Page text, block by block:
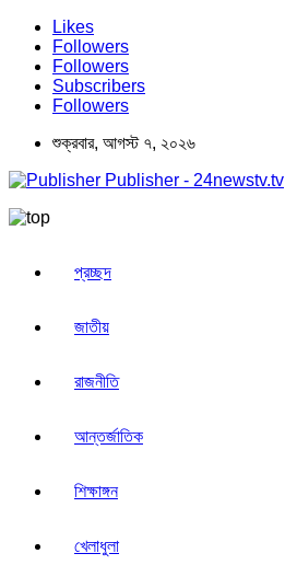
Likes
Followers
Followers
Subscribers
Followers
শুক্রবার, আগস্ট ৭, ২০২৬
Publisher - 24newstv.tv
প্রচ্ছদ
জাতীয়
রাজনীতি
আন্তর্জাতিক
শিক্ষাঙ্গন
খেলাধুলা